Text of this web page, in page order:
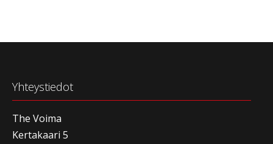
Yhteystiedot
The Voima
Kertakaari 5